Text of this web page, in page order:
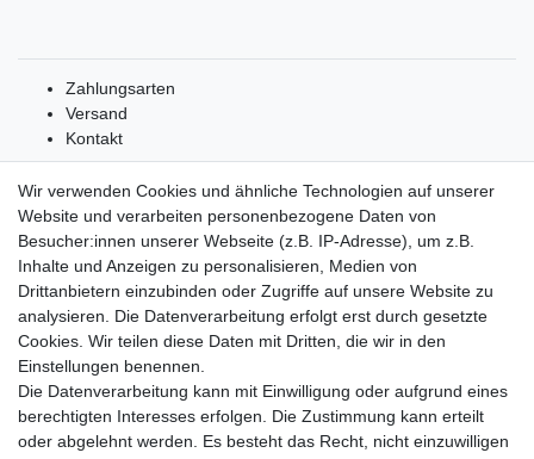
Zahlungsarten
Versand
Kontakt
Service
05651 – 927-5
(Montag bis Donnerstag von 7:00-12:00 und
von 13:00-16:00 Uhr)
Wir verwenden Cookies und ähnliche Technologien auf unserer
Website und verarbeiten personenbezogene Daten von
Besucher:innen unserer Webseite (z.B. IP-Adresse), um z.B.
Inhalte und Anzeigen zu personalisieren, Medien von
Drittanbietern einzubinden oder Zugriffe auf unsere Website zu
analysieren. Die Datenverarbeitung erfolgt erst durch gesetzte
Cookies. Wir teilen diese Daten mit Dritten, die wir in den
Einstellungen benennen.
Die Datenverarbeitung kann mit Einwilligung oder aufgrund eines
berechtigten Interesses erfolgen. Die Zustimmung kann erteilt
oder abgelehnt werden. Es besteht das Recht, nicht einzuwilligen